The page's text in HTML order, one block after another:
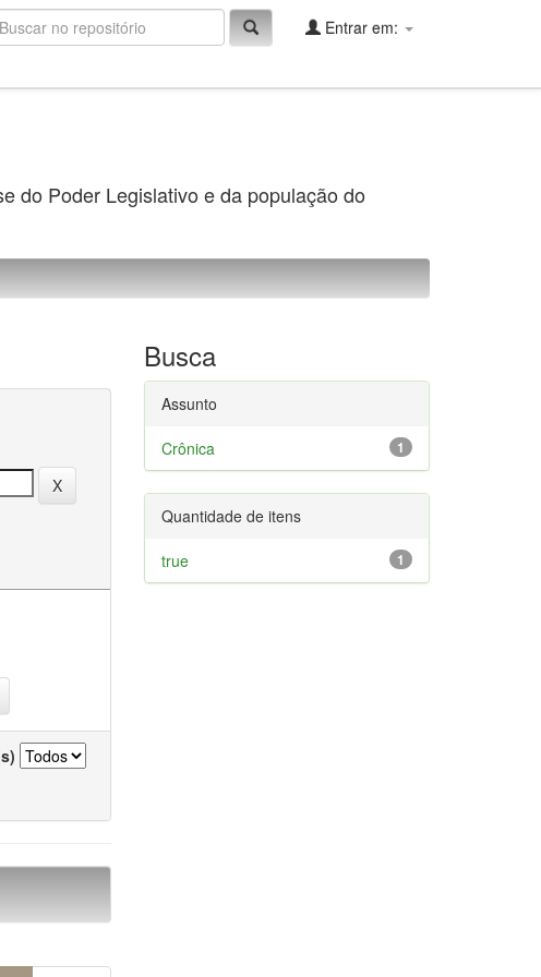
Entrar em:
do Poder Legislativo e da população do
Busca
Assunto
1
Crônica
Quantidade de itens
1
true